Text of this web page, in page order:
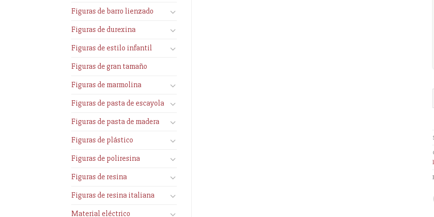
Figuras de barro lienzado
Figuras de durexina
Figuras de estilo infantil
Figuras de gran tamaño
Figuras de marmolina
Figuras de pasta de escayola
Figuras de pasta de madera
Figuras de plástico
Figuras de poliresina
Figuras de resina
Figuras de resina italiana
Material eléctrico